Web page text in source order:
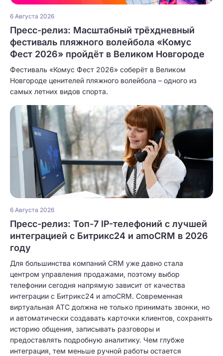
6 Августа 2026
Пресс-релиз: Масштабный трёхдневный
фестиваль пляжного волейбола «Комус
Фест 2026» пройдёт в Великом Новгороде
Фестиваль «Комус Фест 2026» соберёт в Великом
Новгороде ценителей пляжного волейбола – одного из
самых летних видов спорта.
6 Августа 2026
Пресс-релиз: Топ-7 IP-телефоний с лучшей
интеграцией с Битрикс24 и amoCRM в 2026
году
Для большинства компаний CRM уже давно стала
центром управления продажами, поэтому выбор
телефонии сегодня напрямую зависит от качества
интеграции с Битрикс24 и amoCRM. Современная
виртуальная АТС должна не только принимать звонки, но
и автоматически создавать карточки клиентов, сохранять
историю общения, записывать разговоры и
предоставлять подробную аналитику. Чем глубже
интеграция, тем меньше ручной работы остается